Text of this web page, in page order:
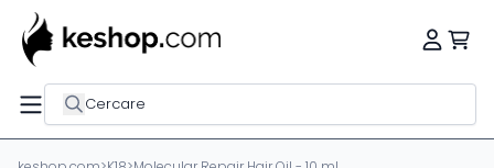
Cercare